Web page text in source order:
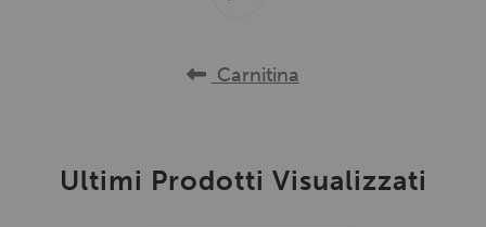
Carnitina
Ultimi Prodotti Visualizzati